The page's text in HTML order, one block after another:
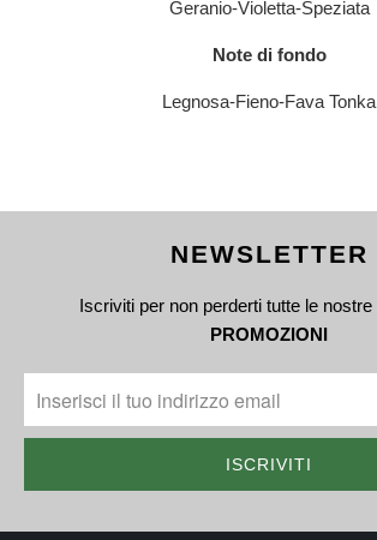
Geranio-Violetta-Speziata
Note di fondo
Legnosa-Fieno-Fava Tonka
NEWSLETTER
Iscriviti per non perderti tutte le nostre
PROMOZIONI